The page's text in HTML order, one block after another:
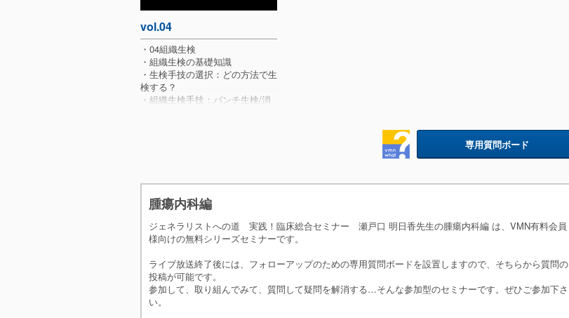
vol.04
・04組織生検
・組織生検の基礎知識
・生検手技の選択：どの方法で生
検する？
・組織生検手技：パンチ生検/消
・腫瘍の診断に必要な情報：まと
・生検の手技：まとめ
専用質問ボード
腫瘍内科編
ジェネラリストへの道 実践！臨床総合セミナー 瀬戸口 明日香先生の腫瘍内科編 は、VMN有料会員
様向けの無料シリーズセミナーです。
ライブ放送終了後には、フォローアップのための専用質問ボードを設置しますので、そちらから質問の
投稿が可能です。
参加して、取り組んでみて、質問して疑問を解消する…そんな参加型のセミナーです。ぜひご参加下さ
い。